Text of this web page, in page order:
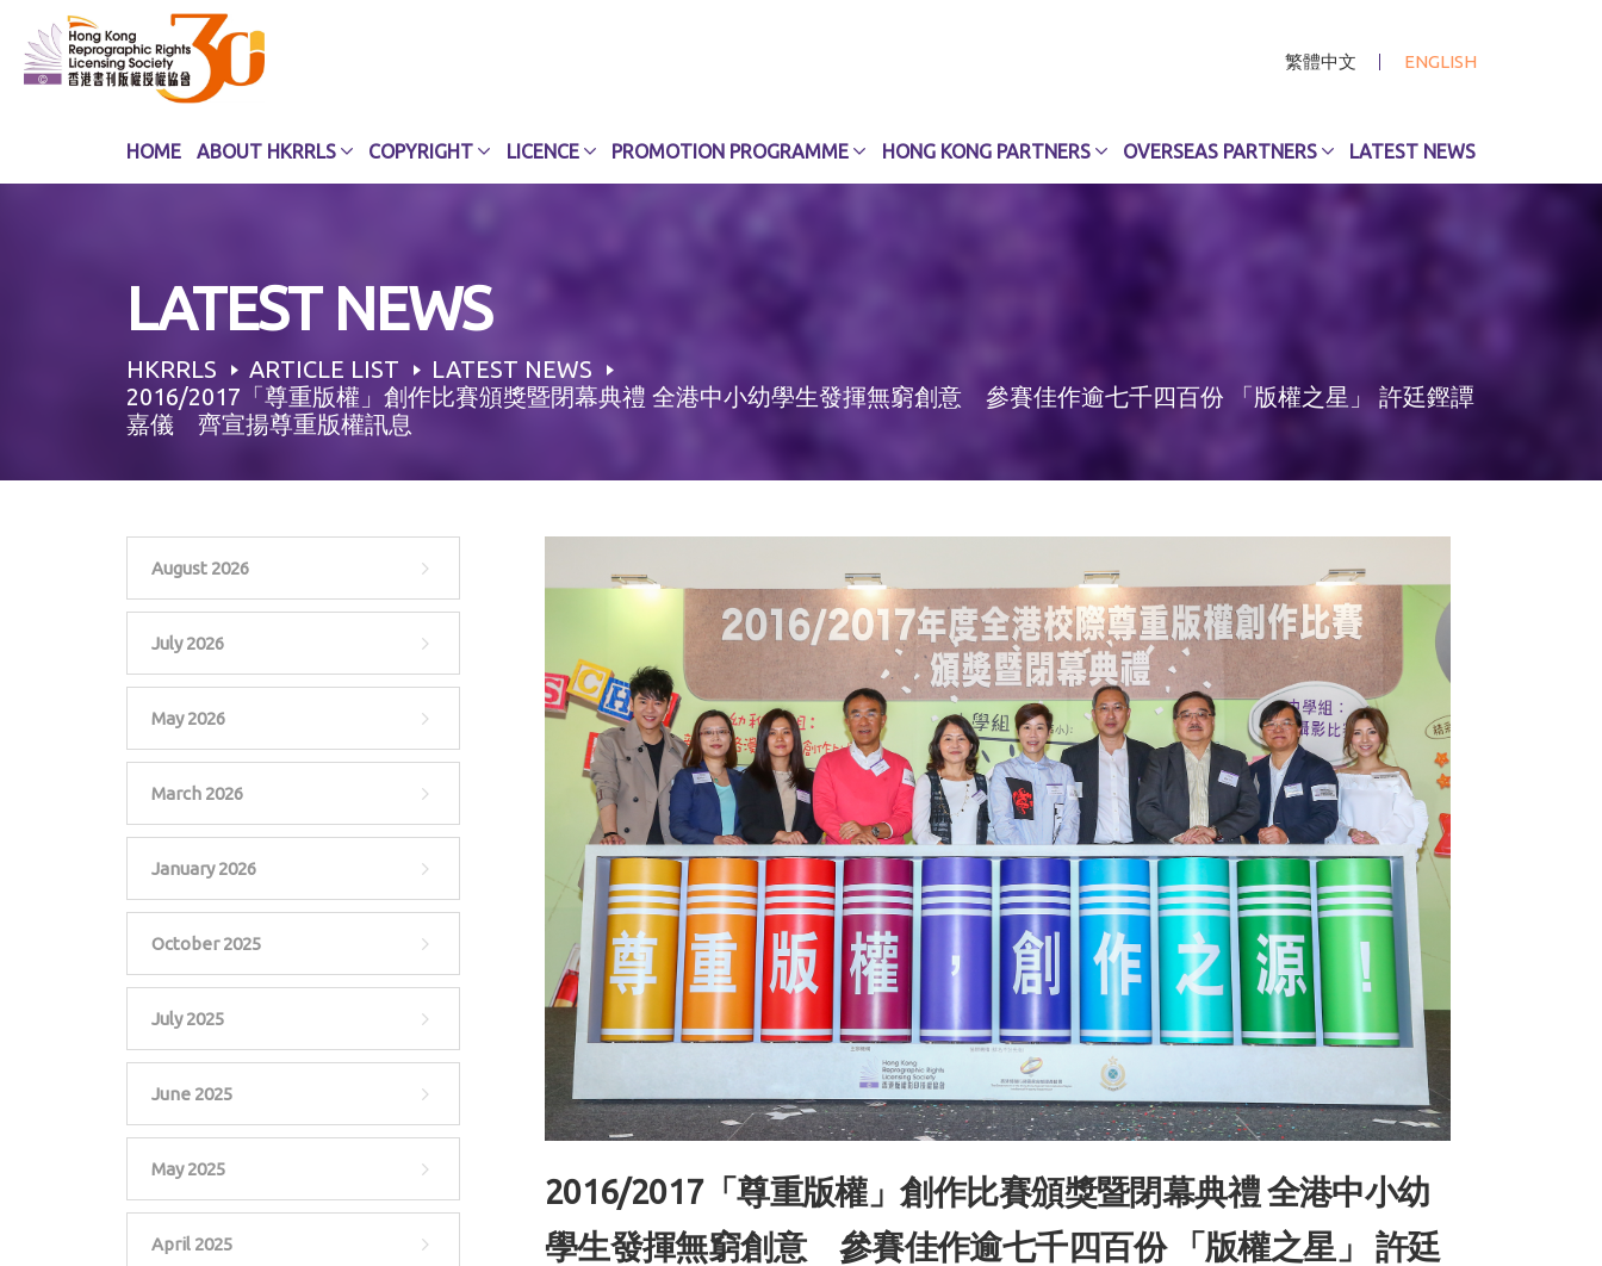
content
繁體中文 ENGLISH
HOME ABOUT HKRRLS COPYRIGHT LICENCE PROMOTION PROGRAMME HONG KONG PARTNERS OVERSEAS PARTNERS LATEST NEWS
LATEST NEWS
HKRRLS ARTICLE LIST
LATEST NEWS
2016/2017「尊重版權」創作比賽頒獎暨閉幕典禮 全港中小幼學生發揮無窮創意 參賽佳作逾七千四百份 「版權之星」 許廷鏗譚
嘉儀 齊宣揚尊重版權訊息
August 2026
July 2026
May 2026
March 2026
January 2026
October 2025
July 2025
June 2025
May 2025
April 2025
2016/2017「尊重版權」創作比賽頒獎暨閉幕典禮 全港中小幼
學生發揮無窮創意 參賽佳作逾七千四百份 「版權之星」 許廷